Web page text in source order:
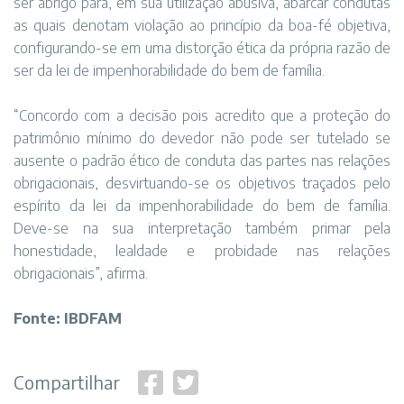
as quais denotam violação ao princípio da boa-fé objetiva,
configurando-se em uma distorção ética da própria razão de
ser da lei de impenhorabilidade do bem de família.
“Concordo com a decisão pois acredito que a proteção do
patrimônio mínimo do devedor não pode ser tutelado se
ausente o padrão ético de conduta das partes nas relações
obrigacionais, desvirtuando-se os objetivos traçados pelo
espírito da lei da impenhorabilidade do bem de família.
Deve-se na sua interpretação também primar pela
honestidade, lealdade e probidade nas relações
obrigacionais”, afirma.
Fonte: IBDFAM
Compartilhar